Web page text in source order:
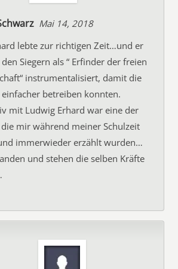
Mai 14, 2018
lebte zur richtigen Zeit…und er
Siegern als “ Erfinder der freien
instrumentalisiert, damit die
betreiben konnten.
mit Ludwig Erhard war eine der
mir während meiner Schulzeit
immerwieder erzählt wurden…
und stehen die selben Kräfte